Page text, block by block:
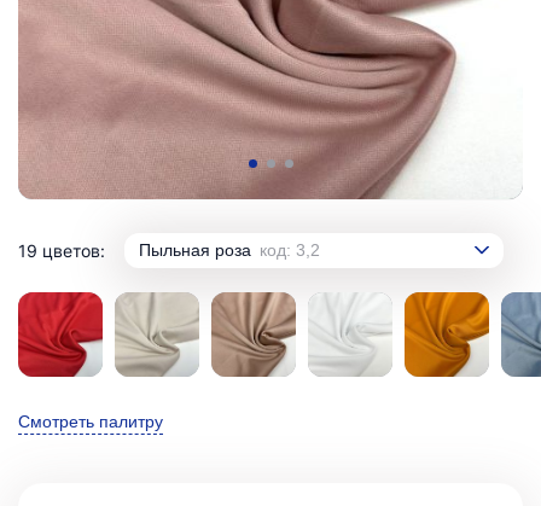
19 цветов: Пыльная роза код: 3,2
Смотреть палитру